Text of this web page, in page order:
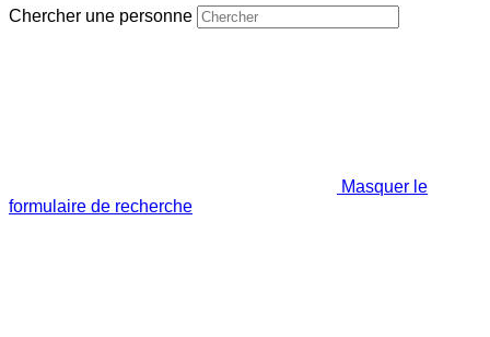
Chercher une personne
Masquer le
formulaire de recherche